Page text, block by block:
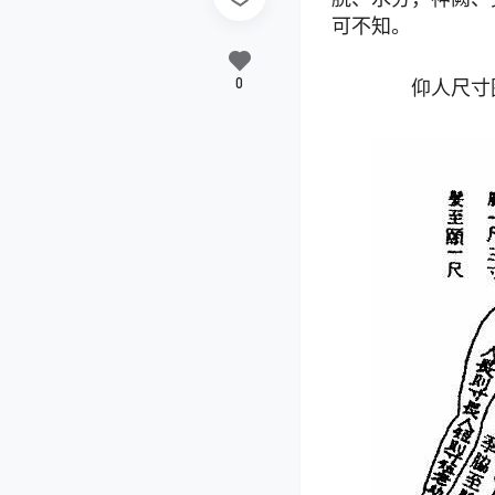
可不知。
仰人尺寸
0